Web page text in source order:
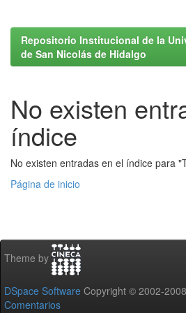
Repositorio Institucional de la
de San Nicolás de Hidalgo
No existen
índice
No existen entradas en el índice para
Página de inicio
Theme by
DSpace Software Copyright © 2002-2008
Comentarios